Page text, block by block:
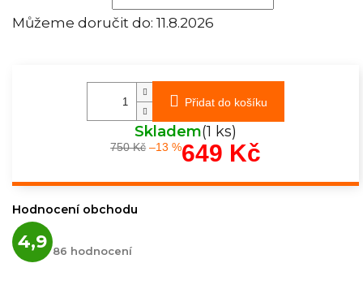
Můžeme doručit do: 11.8.2026
Přidat do košíku
Skladem(1 ks)
750 Kč –13 %649 KčMěrná
Hodnocení obchodu
4,9 hodnocení
obchodu
86 hodnocení